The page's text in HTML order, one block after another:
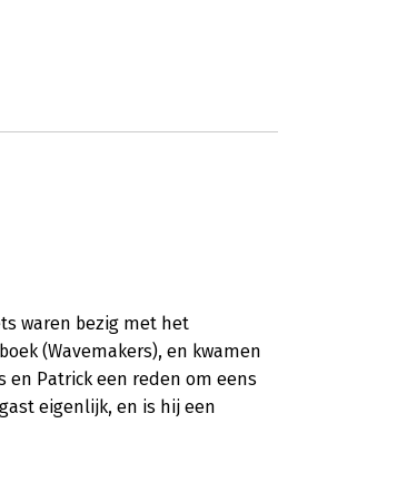
waren bezig met het
(Wavemakers), en kwamen
en Patrick een reden om eens
eigenlijk, en is hij een